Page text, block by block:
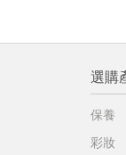
選購
保養
彩妝